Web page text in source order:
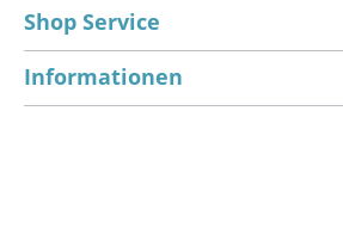
Shop Service
Informationen